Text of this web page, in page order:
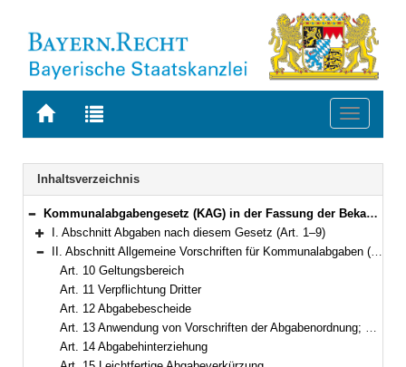
Zur
BAYERN.RECHT
Zur
letzten
Suche
Toggle
Navigation
Inhaltsverzeichnis
Bereich reduzieren
Kommunalabgabengesetz (KAG) in der Fassung der Bekanntmachung vom 4. April 1993 (GVBl. S. 264) BayRS 2024-1-I (Art. 1–21)
Bereich erweitern
I. Abschnitt Abgaben nach diesem Gesetz (Art. 1–9)
Bereich reduzieren
II. Abschnitt Allgemeine Vorschriften für Kommunalabgaben (Art. 10–17)
Art. 10 Geltungsbereich
Art. 11 Verpflichtung Dritter
Art. 12 Abgabebescheide
Art. 13 Anwendung von Vorschriften der Abgabenordnung; besondere Vorschriften
Art. 14 Abgabehinterziehung